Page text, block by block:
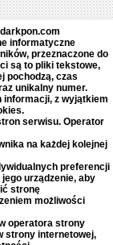
informatyczne
przeznaczone do
są to pliki tekstowe,
pochodzą, czas
unikalny numer.
informacji, z wyjątkiem
serwisu. Operator
na każdej kolejnej
preferencji
urządzenie, aby
stronę
możliwości
operatora strony
strony internetowej,